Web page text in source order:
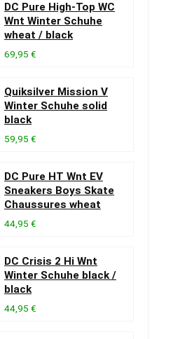
DC Pure High-Top WC
Wnt Winter Schuhe
wheat / black
69,95 €
Quiksilver Mission V
Winter Schuhe solid
black
59,95 €
DC Pure HT Wnt EV
Sneakers Boys Skate
Chaussures wheat
44,95 €
DC Crisis 2 Hi Wnt
Winter Schuhe black /
black
44,95 €